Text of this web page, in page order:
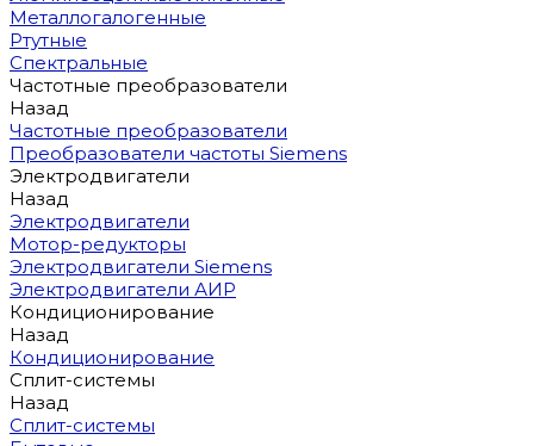
Металлогалогенные
Ртутные
Спектральные
Частотные преобразователи
Назад
Частотные преобразователи
Преобразователи частоты Siemens
Электродвигатели
Назад
Электродвигатели
Мотор-редукторы
Электродвигатели Siemens
Электродвигатели АИР
Кондиционирование
Назад
Кондиционирование
Сплит-системы
Назад
Сплит-системы